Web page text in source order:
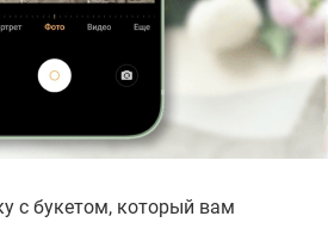
и гарантиями за 2 часа!
клиенты
с букетом, который вам